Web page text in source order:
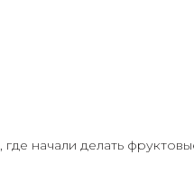
начали делать